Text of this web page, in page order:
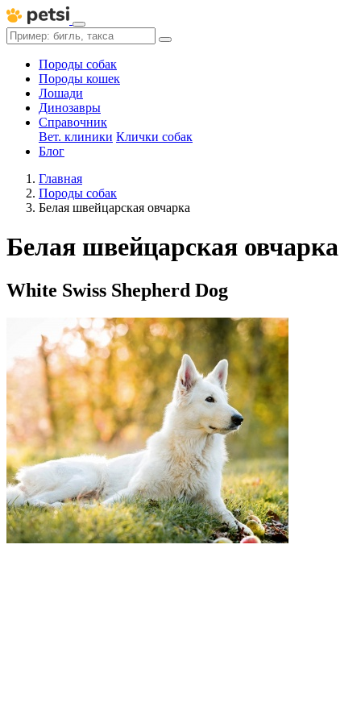
Породы собак
Породы кошек
Лошади
Динозавры
Справочник
Вет. клиники Клички собак
Блог
Главная
Породы собак
Белая швейцарская овчарка
Белая швейцарская овчарка
White Swiss Shepherd Dog